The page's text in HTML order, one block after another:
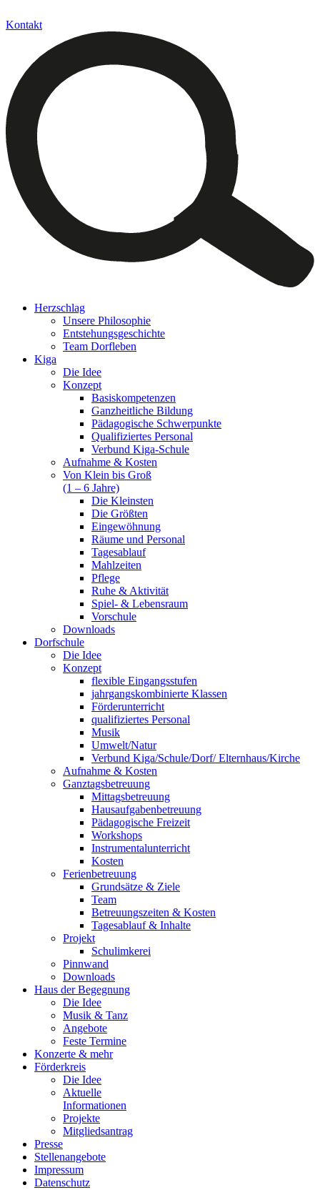
Kontakt
Herzschlag
Unsere Philosophie
Entstehungsgeschichte
Team Dorfleben
Kiga
Die Idee
Konzept
Basiskompetenzen
Ganzheitliche Bildung
Pädagogische Schwerpunkte
Qualifiziertes Personal
Verbund Kiga-Schule
Aufnahme & Kosten
Von Klein bis Groß
(1 – 6 Jahre)
Die Kleinsten
Die Größten
Eingewöhnung
Räume und Personal
Tagesablauf
Mahlzeiten
Pflege
Ruhe & Aktivität
Spiel- & Lebensraum
Vorschule
Downloads
Dorfschule
Die Idee
Konzept
flexible Eingangsstufen
jahrgangskombinierte Klassen
Förderunterricht
qualifiziertes Personal
Musik
Umwelt/Natur
Verbund Kiga/Schule/Dorf/ Elternhaus/Kirche
Aufnahme & Kosten
Ganztagsbetreuung
Mittagsbetreuung
Hausaufgabenbetreuung
Pädagogische Freizeit
Workshops
Instrumentalunterricht
Kosten
Ferienbetreuung
Grundsätze & Ziele
Team
Betreuungszeiten & Kosten
Tagesablauf & Inhalte
Projekt
Schulimkerei
Pinnwand
Downloads
Haus der Begegnung
Die Idee
Musik & Tanz
Angebote
Feste Termine
Konzerte & mehr
Förderkreis
Die Idee
Aktuelle
Informationen
Projekte
Mitgliedsantrag
Presse
Stellenangebote
Impressum
Datenschutz